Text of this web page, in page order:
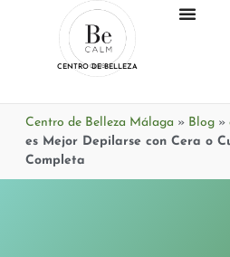
CENTRO DE BELLEZA
Centro de Belleza Málaga » Blog»
es Mejor Depilarse con Cera o
Completa